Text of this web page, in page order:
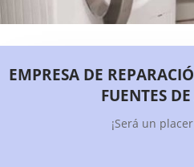
EMPRESA DE
FUENTES
¡Será un